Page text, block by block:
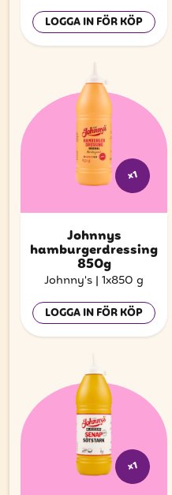
LOGGA IN FÖR KÖP
x1
Johnnys
hamburgerdressing
850g
Johnny's | 1x850 g
LOGGA IN FÖR KÖP
x1